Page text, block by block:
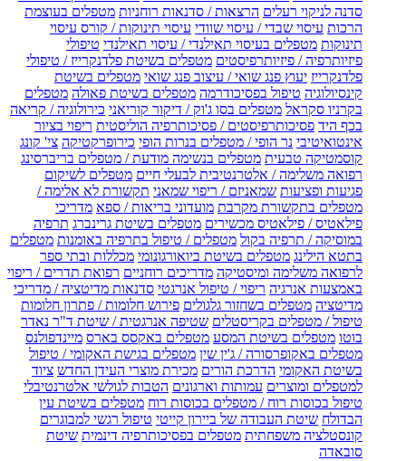
סדנה לניקוי רעלים הרצאות / סדנאות רוחניות מטפלים בעוצמת
הרכות עיסוי שבדי / עיסוי שוודי עיסוי תינוקות / קורס עיסוי
תינוקות מטפלים בעיסוי תאילנדי / עיסוי תאילנדי טיפולי
פיזיותרפיה / פיזיותרפיסטים מטפלים בשיטת פלדנקרייז / טיפולי
פלדנקרייז יעוץ פנג שואי / עיצוב פנג שואי מטפלים בשיטת
קינסיולוגיה טיפול בפסיכודרמה מטפלים בשיטת פאולה מטפלים
בקרניו סקראל מטפלים בסו ג'וק / דיקור קוריאני כירולוגיה / קריאה
בכף היד פסיכותרפיסטים / פסיכותרפיה הוליסטית ריפוי בציור
אינטואיטיבי נר הופי / מטפלים בנרות הופי כירופרקטיקה צי' קונג
קוסמטיקה טבעית מטפלים בנשימה מודעת / מטפלים בריברסינג
רפואה משלימה / אלטרנטיבית לבעלי חיים מטפלים לשיקום
פגיעות ופציעות שמאניזם / ריפוי שמאני תקשורת לא אלימה /
מטפלים בתקשורת מקרבת מועדוני בריאות / ספא מדריכי
פילאטיס / פילאטיס מכשירים מטפלים בשיטת גרינברג תרפיה
במוסיקה / תרפיה בקול מטפלים / טיפול בתרפיה באומנות מטפלים
בתטא הילינג מטפלים בשיטת ביואורגונומי מכללות ובתי ספר
לרפואה משלימה ומיסטיקה מדריכים רוחניים רפואת תדרים / ריפוי
באמצעות אנרגיה ריפוי / טיפול אנרגטי סדנאות מדיטציה / מדריכי
מדיטציה מטפלים בשחזור גלגולים פירוש חלומות / פתרון חלומות
טיפול / מטפלים בקריסטלים שטיפה אנרגטית / שיטת ד"ר נאדר
בוטו מטפלים בשיטת המסע מטפלים באקסס בארס מיינדפולנס
מטפלים באקופרסורה / ג'ין שין מטפלים בגישת האקומי / טיפול
בשיטת האקומי הדרכת הורים מכירת מוצרי העידן החדש ציוד
למטפלים ומוצרים עמותות וארגונים הטבות לגולשי אלטרנטיבלי
טיפול בכוסות רוח / מטפלים בכוסות רוח מטפלים בשיטת עין
הבדולח שיטת העבודה של ביירון קייטי טיפול רגשי למבוגרים
קונסטלציה משפחתית מטפלים בפסיכותרפיה דינמית שיטת
סובאדה